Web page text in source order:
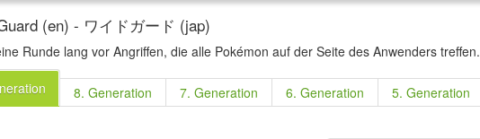
(en) - ワイドガード (jap)
Runde lang vor Angriffen, die alle Pokémon auf der Seite des Anwenders treffen.
8. Generation 7. Generation 6. Generation 5. Generation